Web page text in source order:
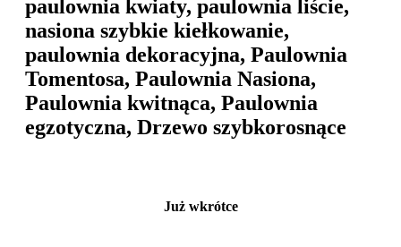
paulownia kwiaty, paulownia liście,
nasiona szybkie kiełkowanie,
paulownia dekoracyjna, Paulownia
Tomentosa, Paulownia Nasiona,
Paulownia kwitnąca, Paulownia
egzotyczna, Drzewo szybkorosnące
Już wkrótce